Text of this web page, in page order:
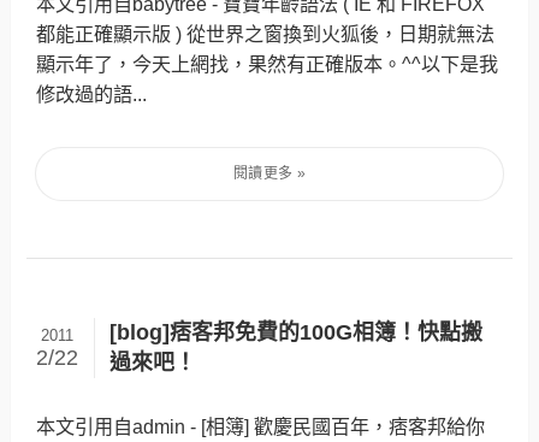
都能正確顯示版 ) 從世界之窗換到火狐後，日期就無法
顯示年了，今天上網找，果然有正確版本。^^以下是我
修改過的語...
[blog]痞客邦免費的100G相簿！快點搬
過來吧！
2011
2/22
本文引用自admin - [相簿] 歡慶民國百年，痞客邦給你